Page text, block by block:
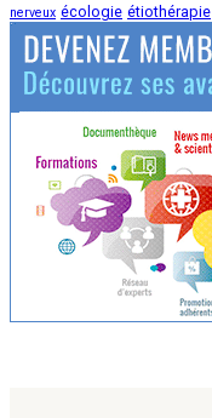
nerveux écologie étiothérapie